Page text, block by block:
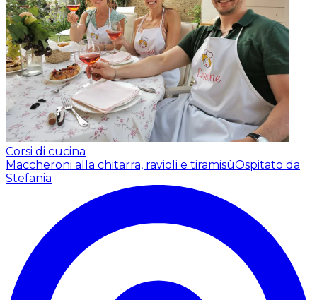
Corsi di cucina
Maccheroni alla chitarra, ravioli e tiramisùOspitato da
Stefania